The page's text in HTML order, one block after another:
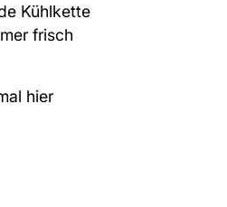
Kühlkette
frisch
hier